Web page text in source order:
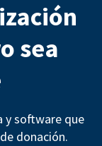
sea
y software que
donación.